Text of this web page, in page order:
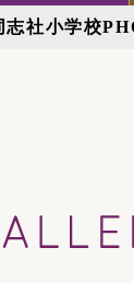
志社小学校